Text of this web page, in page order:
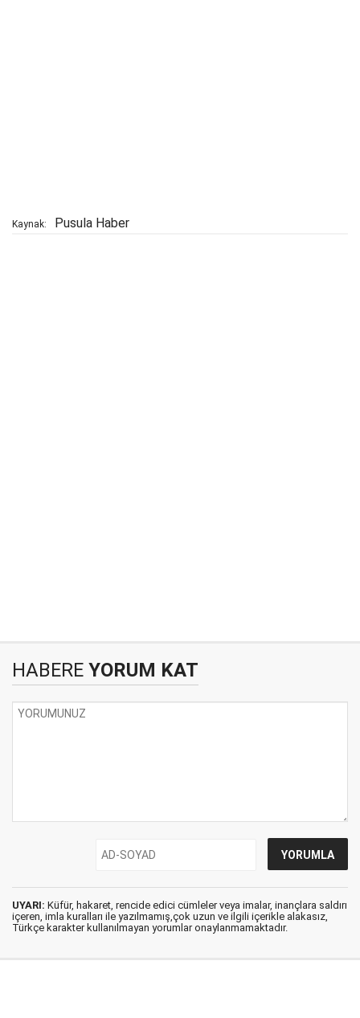
Kaynak: Pusula Haber
HABERE YORUM KAT
UYARI: Küfür, hakaret, rencide edici cümleler veya imalar, inançlara saldırı
içeren, imla kuralları ile yazılmamış,çok uzun ve ilgili içerikle alakasız,
Türkçe karakter kullanılmayan yorumlar onaylanmamaktadır.